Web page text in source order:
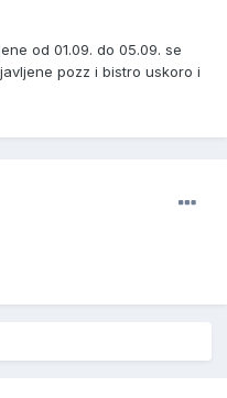
od 01.09. do 05.09. se
pozz i bistro uskoro i